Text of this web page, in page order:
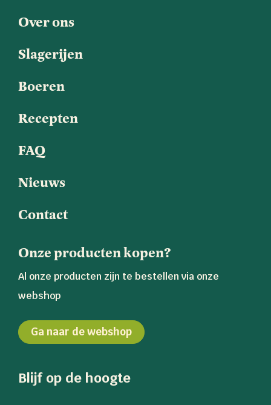
Over ons
Slagerijen
Boeren
Recepten
FAQ
Nieuws
Contact
Onze producten kopen?
Al onze producten zijn te bestellen via onze
webshop
Ga naar de webshop
Blijf op de hoogte